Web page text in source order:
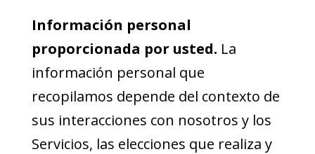
Información personal
proporcionada por usted. La
información personal que
recopilamos depende del contexto de
sus interacciones con nosotros y los
Servicios, las elecciones que realiza y